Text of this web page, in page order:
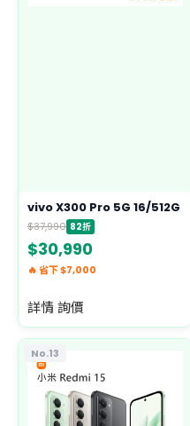
vivo X300 Pro 5G 16/512G
$37,990 82折
$30,990
🔥 省下 $7,000
詳情 詢價
No.13